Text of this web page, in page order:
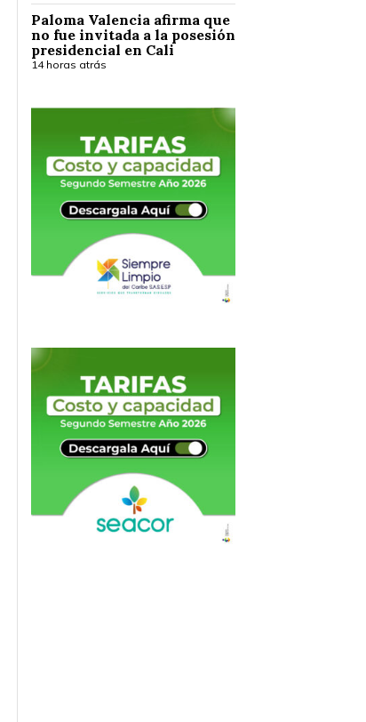
Paloma Valencia afirma que
no fue invitada a la posesión
presidencial en Cali
14 horas atrás